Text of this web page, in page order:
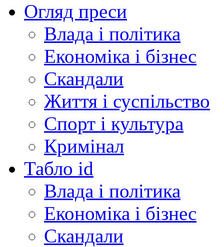
Огляд преси
Влада і політика
Економіка і бізнес
Скандали
Життя і суспільство
Спорт і культура
Кримінал
Табло id
Влада і політика
Економіка і бізнес
Скандали